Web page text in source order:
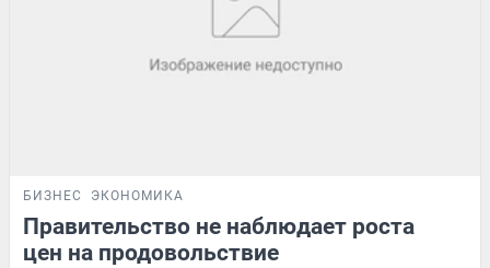
БИЗНЕС ЭКОНОМИКА
Правительство не наблюдает роста
цен на продовольствие